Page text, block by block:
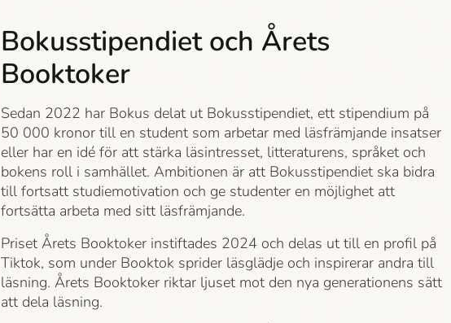
Bokusstipendiet och Årets
Booktoker
Sedan 2022 har Bokus delat ut Bokusstipendiet, ett stipendium på
50 000 kronor till en student som arbetar med läsfrämjande insatser
eller har en idé för att stärka läsintresset, litteraturens, språket och
bokens roll i samhället. Ambitionen är att Bokusstipendiet ska bidra
till fortsatt studiemotivation och ge studenter en möjlighet att
fortsätta arbeta med sitt läsfrämjande.
Priset Årets Booktoker instiftades 2024 och delas ut till en profil på
Tiktok, som under Booktok sprider läsglädje och inspirerar andra till
läsning. Årets Booktoker riktar ljuset mot den nya generationens sätt
att dela läsning.